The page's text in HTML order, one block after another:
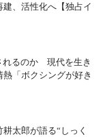
、活性化へ【独占イ
れるのか 現代を生き
「ボクシングが好き
太郎が語る“しっく